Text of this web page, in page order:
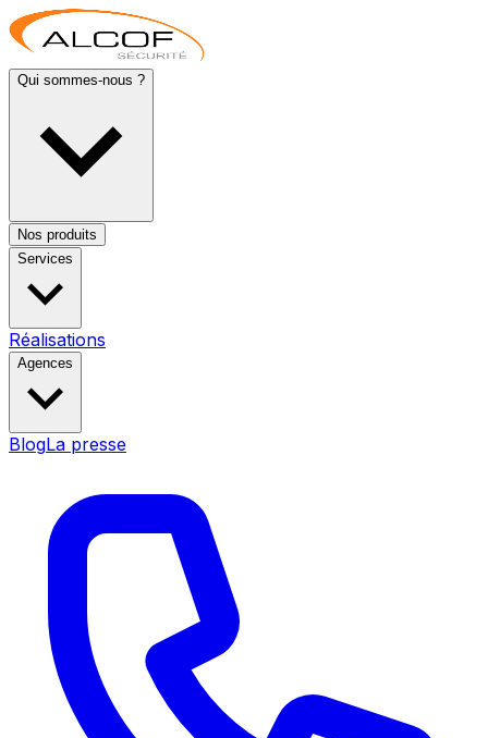
Qui sommes-nous ?
Nos produits
Services
Réalisations
Agences
BlogLa presse